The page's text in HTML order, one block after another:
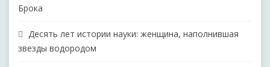
Брока
Десять лет истории науки: женщина, наполнившая
звезды водородом